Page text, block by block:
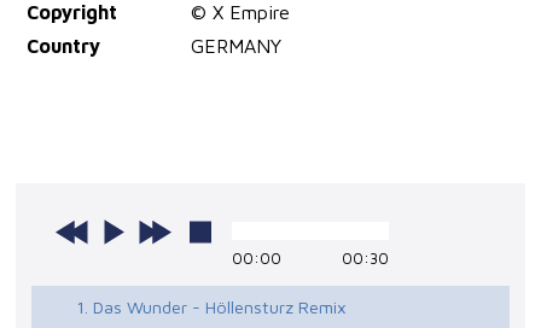
Copyright
© X Empire
Country
GERMANY
00:00 00:30
1. Das Wunder - Höllensturz Remix